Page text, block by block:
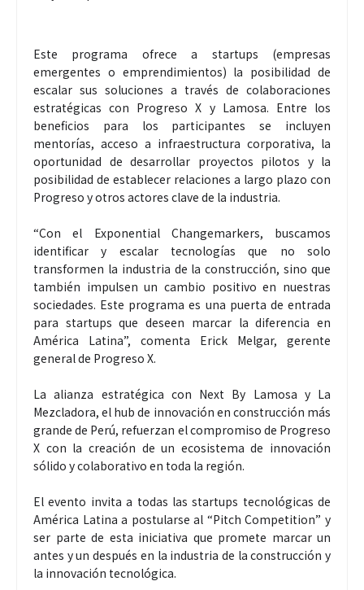
Este programa ofrece a startups (empresas
emergentes o emprendimientos) la posibilidad de
escalar sus soluciones a través de colaboraciones
estratégicas con Progreso X y Lamosa. Entre los
beneficios para los participantes se incluyen
mentorías, acceso a infraestructura corporativa, la
oportunidad de desarrollar proyectos pilotos y la
posibilidad de establecer relaciones a largo plazo con
Progreso y otros actores clave de la industria.
“Con el Exponential Changemarkers, buscamos
identificar y escalar tecnologías que no solo
transformen la industria de la construcción, sino que
también impulsen un cambio positivo en nuestras
sociedades. Este programa es una puerta de entrada
para startups que deseen marcar la diferencia en
América Latina”, comenta Erick Melgar, gerente
general de Progreso X.
La alianza estratégica con Next By Lamosa y La
Mezcladora, el hub de innovación en construcción más
grande de Perú, refuerzan el compromiso de Progreso
X con la creación de un ecosistema de innovación
sólido y colaborativo en toda la región.
El evento invita a todas las startups tecnológicas de
América Latina a postularse al “Pitch Competition” y
ser parte de esta iniciativa que promete marcar un
antes y un después en la industria de la construcción y
la innovación tecnológica.